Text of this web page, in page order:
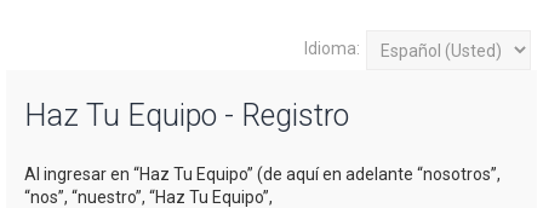
Idioma:
Haz Tu Equipo - Registro
Al ingresar en “Haz Tu Equipo” (de aquí en adelante “nosotros”,
“nos”, “nuestro”, “Haz Tu Equipo”,